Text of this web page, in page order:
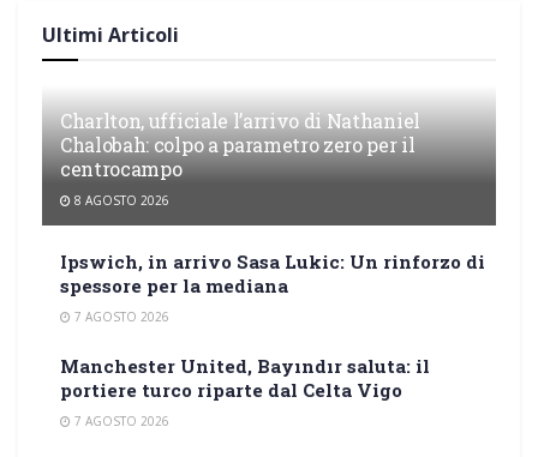
Ultimi Articoli
Charlton, ufficiale l’arrivo di Nathaniel
Chalobah: colpo a parametro zero per il
centrocampo
8 AGOSTO 2026
Ipswich, in arrivo Sasa Lukic: Un rinforzo di
spessore per la mediana
7 AGOSTO 2026
Manchester United, Bayındır saluta: il
portiere turco riparte dal Celta Vigo
7 AGOSTO 2026